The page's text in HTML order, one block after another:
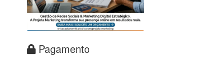
Pagamento